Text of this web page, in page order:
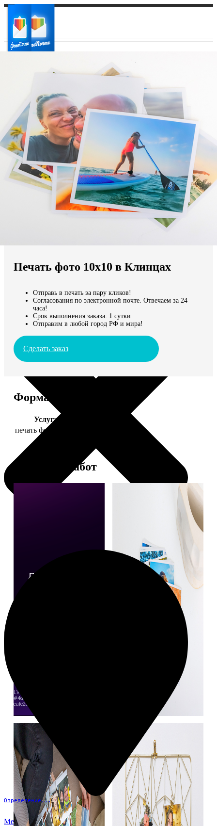
Ваш регион доставки
Выберите из списка:
Мы доставляем по всему миру
Продолжить без города
Определение...
Меню
Печать фото 10х10 в Клинцах
Отправь в печать за пару кликов!
Согласования по электронной почте. Отвечаем за 24
часа!
Срок выполнения заказа: 1 сутки
Отправим в любой город РФ и мира!
Сделать заказ
Форматы и цены
Услуга
печать фото 10х10
Примеры работ